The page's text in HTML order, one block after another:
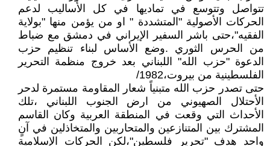
تتواصل وتتوسع في تماديها في كل الأساليب لدعم
الحركات الأصولية "المتشددة " او من يؤمن منها "بولاية
الفقيه"،حتى باشر السفير الإيراني في دمشق مع ضباط
من الحرس الثوري .وضع الأساس لبناء تنظيم حزب
الدعوة "حزب الله" اللبناني بعد خروج منظمة التحرير
الفلسطينية من بيروت،1982/
حتى تصدر حزب الله متبنياً شعار المقاومة مستمرة لدحر
الأحتلال الصهيوني من ارض الجنوب اللبناني ،تلك
الأحداث التي وقعت في المنطقة العربية وكان القاسم
المشترك بين المتنازعين والمتحاربين والمتخاذلين في آنٍ
واحد هدف "تحرير فلسطين"،لكن الحركات الإسلامية